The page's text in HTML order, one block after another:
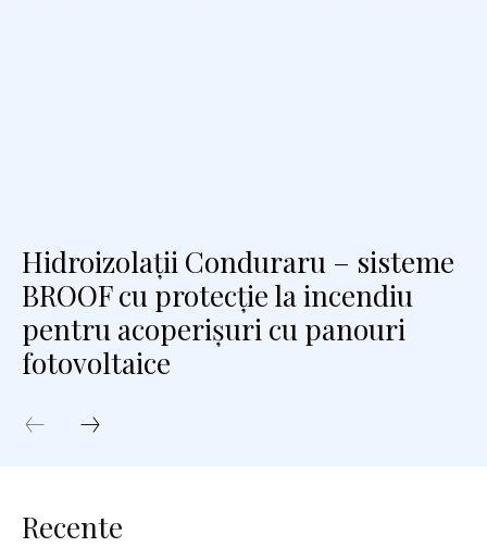
Hidroizolații Conduraru – sisteme
BROOF cu protecție la incendiu
pentru acoperișuri cu panouri
fotovoltaice
Recente